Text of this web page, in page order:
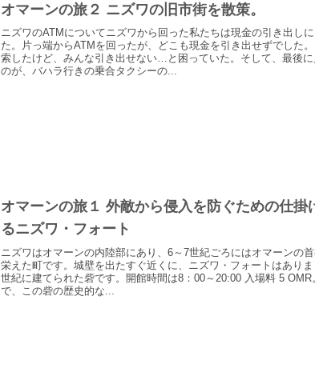
オマーンの旅２ ニズワの旧市街を散策。
ニズワのATMについてニズワから回った私たちは現金の引き出し
た。片っ端からATMを回ったが、どこも現金を引き出せずでした
索したけど、みんな引き出せない…と困っていた。そして、最後に
のが、バハラ行きの乗合タクシーの...
オマーンの旅１ 外敵から侵入を防ぐための仕掛
るニズワ・フォート
ニズワはオマーンの内陸部にあり、6～7世紀ごろにはオマーンの
栄えた町です。城壁を出たすぐ近くに、ニズワ・フォートはあり
世紀に建てられた砦です。開館時間は8：00～20:00 入場料 5 OMR
で、この砦の歴史的な...